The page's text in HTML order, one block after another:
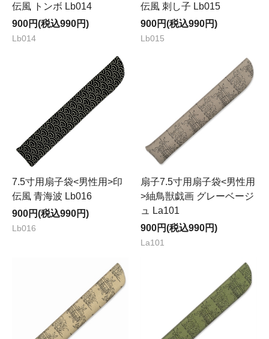
伝風 トンボ Lb014
900円(税込990円)
Lb014
伝風 刺し子 Lb015
900円(税込990円)
Lb015
7.5寸用扇子袋<男性用>印
伝風 青海波 Lb016
900円(税込990円)
Lb016
扇子7.5寸用扇子袋<男性用
>紬鳥獣戯画 グレーベージ
ュ La101
900円(税込990円)
La101